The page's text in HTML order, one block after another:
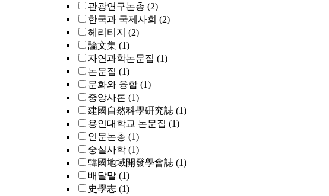
관광연구논총 (2)
한국과 국제사회 (2)
헤리티지 (2)
論文集 (1)
자연과학논문집 (1)
논문집 (1)
문화와 융합 (1)
중앙사론 (1)
建國自然科學硏究誌 (1)
용인대학교 논문집 (1)
인문논총 (1)
숭실사학 (1)
韓國地域開發學會誌 (1)
배달말 (1)
史學志 (1)